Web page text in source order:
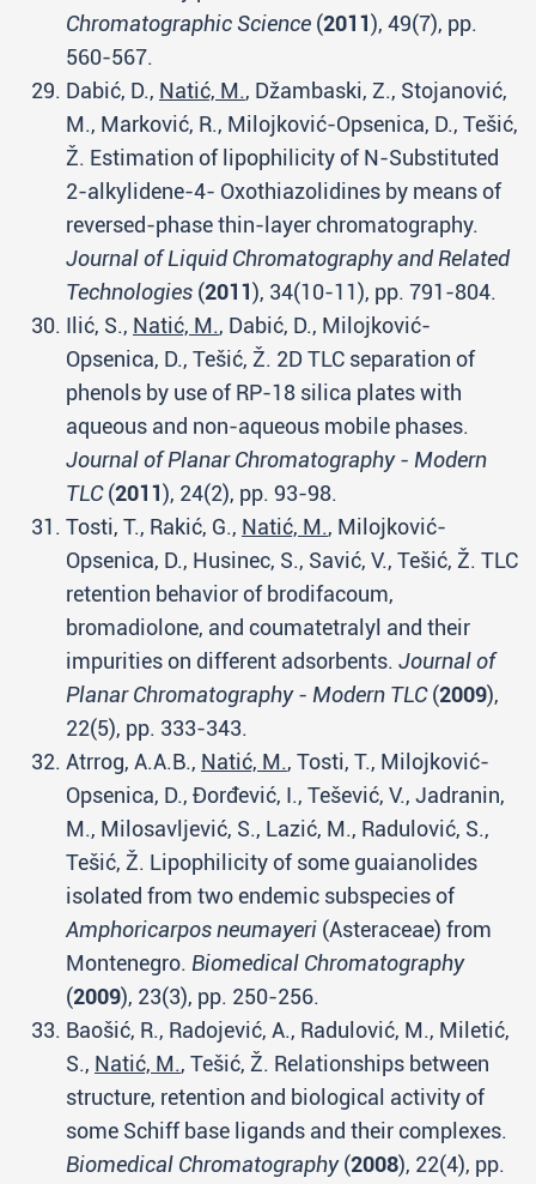
Chromatographic Science (2011), 49(7), pp.
560-567.
Dabić, D., Natić, M., Džambaski, Z., Stojanović,
M., Marković, R., Milojković-Opsenica, D., Tešić,
Ž. Estimation of lipophilicity of N-Substituted
2-alkylidene-4- Oxothiazolidines by means of
reversed-phase thin-layer chromatography.
Journal of Liquid Chromatography and Related
Technologies (2011), 34(10-11), pp. 791-804.
Ilić, S., Natić, M., Dabić, D., Milojković-
Opsenica, D., Tešić, Ž. 2D TLC separation of
phenols by use of RP-18 silica plates with
aqueous and non-aqueous mobile phases.
Journal of Planar Chromatography - Modern
TLC(2011), 24(2), pp. 93-98.
Tosti, T., Rakić, G., Natić, M., Milojković-
Opsenica, D., Husinec, S., Savić, V., Tešić, Ž. TLC
retention behavior of brodifacoum,
bromadiolone, and coumatetralyl and their
impurities on different adsorbents. Journal of
Planar Chromatography - Modern TLC(2009),
22(5), pp. 333-343.
Atrrog, A.A.B., Natić, M., Tosti, T., Milojković-
Opsenica, D., Đorđević, I., Tešević, V., Jadranin,
M., Milosavljević, S., Lazić, M., Radulović, S.,
Tešić, Ž. Lipophilicity of some guaianolides
isolated from two endemic subspecies of
Amphoricarpos neumayeri (Asteraceae) from
Montenegro. Biomedical Chromatography
(2009), 23(3), pp. 250-256.
Baošić, R., Radojević, A., Radulović, M., Miletić,
S., Natić, M., Tešić, Ž. Relationships between
structure, retention and biological activity of
some Schiff base ligands and their complexes.
Biomedical Chromatography(2008), 22(4), pp.